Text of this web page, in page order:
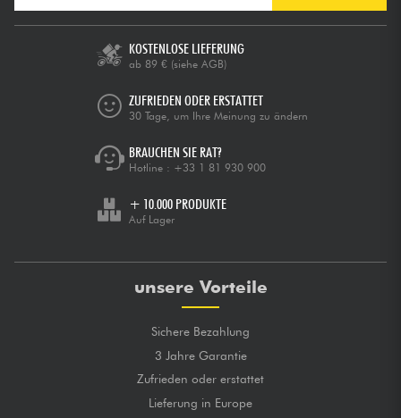
KOSTENLOSE LIEFERUNG
ab 89 € (siehe AGB)
ZUFRIEDEN ODER ERSTATTET
30 Tage, um Ihre Meinung zu ändern
BRAUCHEN SIE RAT?
Hotline : +33 1 81 930 900
+ 10.000 PRODUKTE
Auf Lager
unsere Vorteile
Sichere Bezahlung
3 Jahre Garantie
Zufrieden oder erstattet
Lieferung in Europe